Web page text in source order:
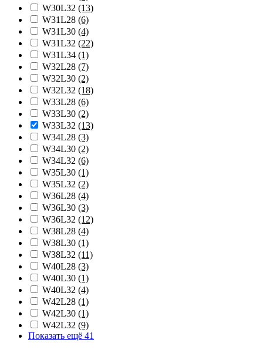
W30L32 (13)
W31L28 (6)
W31L30 (4)
W31L32 (22)
W31L34 (1)
W32L28 (7)
W32L30 (2)
W32L32 (18)
W33L28 (6)
W33L30 (2)
W33L32 (13)
W34L28 (3)
W34L30 (2)
W34L32 (6)
W35L30 (1)
W35L32 (2)
W36L28 (4)
W36L30 (3)
W36L32 (12)
W38L28 (4)
W38L30 (1)
W38L32 (11)
W40L28 (3)
W40L30 (1)
W40L32 (4)
W42L28 (1)
W42L30 (1)
W42L32 (9)
Показать ещё 41